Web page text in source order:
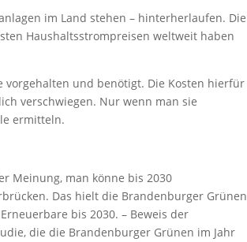
im Land stehen – hinterherlaufen. Die
Haushaltsstrompreisen weltweit haben
und benötigt. Die Kosten hierfür
verschwiegen. Nur wenn man sie
ermitteln.
Meinung, man könne bis 2030
Das hielt die Brandenburger Grünen
bis 2030. – Beweis der
die die Brandenburger Grünen im Jahr